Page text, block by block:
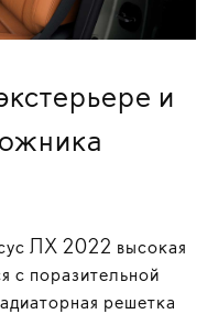
и
ЛХ 2022 высокая
с поразительной
решетка